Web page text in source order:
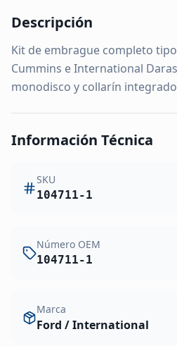
Descripción
Kit de embrague completo
Cummins e International
monodisco y collarín
Información Técnica
SKU
104711-1
Número OEM
104711-1
Marca
Ford / International